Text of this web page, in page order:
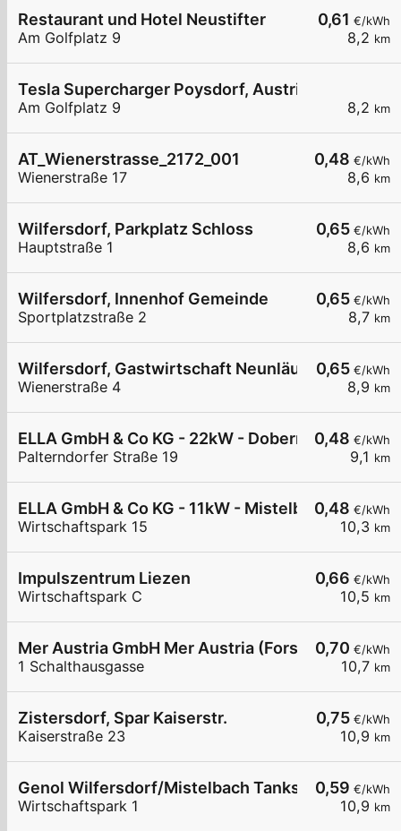
0,61 €/kWh
8,2 km
Restaurant und Hotel Neustifter
Am Golfplatz 9
8,2 km
Tesla Supercharger Poysdorf, Austria
Am Golfplatz 9
0,48 €/kWh
8,6 km
AT_Wienerstrasse_2172_001
Wienerstraße 17
0,65 €/kWh
8,6 km
Wilfersdorf, Parkplatz Schloss
Hauptstraße 1
0,65 €/kWh
8,7 km
Wilfersdorf, Innenhof Gemeinde
Sportplatzstraße 2
0,65 €/kWh
8,9 km
Wilfersdorf, Gastwirtschaft Neunläuf
Wienerstraße 4
0,48 €/kWh
9,1 km
ELLA GmbH & Co KG - 22kW - Dobermannsdorf -
Palterndorfer Straße 19
0,48 €/kWh
10,3 km
ELLA GmbH & Co KG - 11kW - Mistelbach -
Wirtschaftspark 15
0,66 €/kWh
10,5 km
Impulszentrum Liezen
Wirtschaftspark C
0,70 €/kWh
10,7 km
Mer Austria GmbH Mer Austria (Forstinger) -
1 Schalthausgasse
0,75 €/kWh
10,9 km
Zistersdorf, Spar Kaiserstr.
Kaiserstraße 23
0,59 €/kWh
10,9 km
Genol Wilfersdorf/Mistelbach Tankstelle
Wirtschaftspark 1